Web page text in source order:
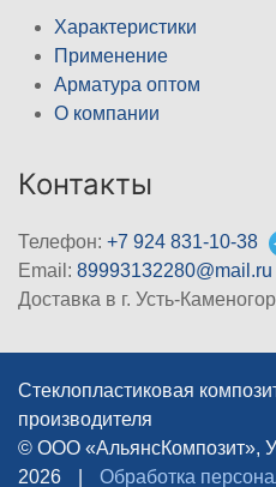
Характеристики
Применение
Арматура оптом
О компании
Контакты
Телефон: +7 924 831-10-38
Email: 89993132280@mail.ru
Доставка в г. Усть-
Стеклопластиковая
производителя
© ООО «АльянсКомпозит»,
2026
Обработка